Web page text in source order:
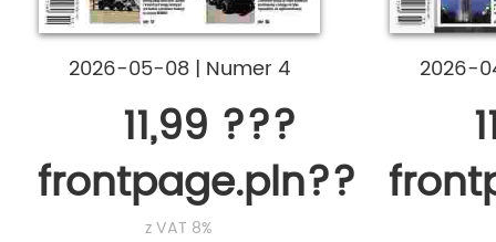
2026-05-08 | Numer 4
11,99 ???
frontpage.pln???
z VAT 8%
2026-